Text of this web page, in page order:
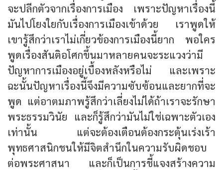
จะปลีกตัวจากเรื่องการเมือง เพราะปัญหาเรื่องนี้
มันไปโยงใยกับเรื่องการเมืองเข้าด้วย เราพูดให้
เขารู้สึกว่าเราไม่เกี่ยวข้องการเมืองนี้ยาก พอใคร
พูดเรื่องสันติอโศกขึ้นมาหลายคนจะระแวงว่ามี
ปัญหาการเมืองอยู่เบื้องหลังหรือไม่ และเพราะ
ฉะนั้นปัญหาเรื่องนี้จึงมีความซับซ้อนและยากที่จะ
พูด แต่อาตมภาพรู้สึกว่าเลี่ยงไม่ได้ถ้าเราจะรักษา
พระธรรมวินัย และก็รู้สึกว่ามันไม่ใช่เฉพาะตัวเอง
เท่านั้น แต่จะต้องเตือนต้องกระตุ้นเร่งเร้า
พุทธศาสนิกชนให้มีจิตสำนึกในความรับผิดชอบ
ต่อพระศาสนา และก็เป็นการชี้แจงสร้างความ